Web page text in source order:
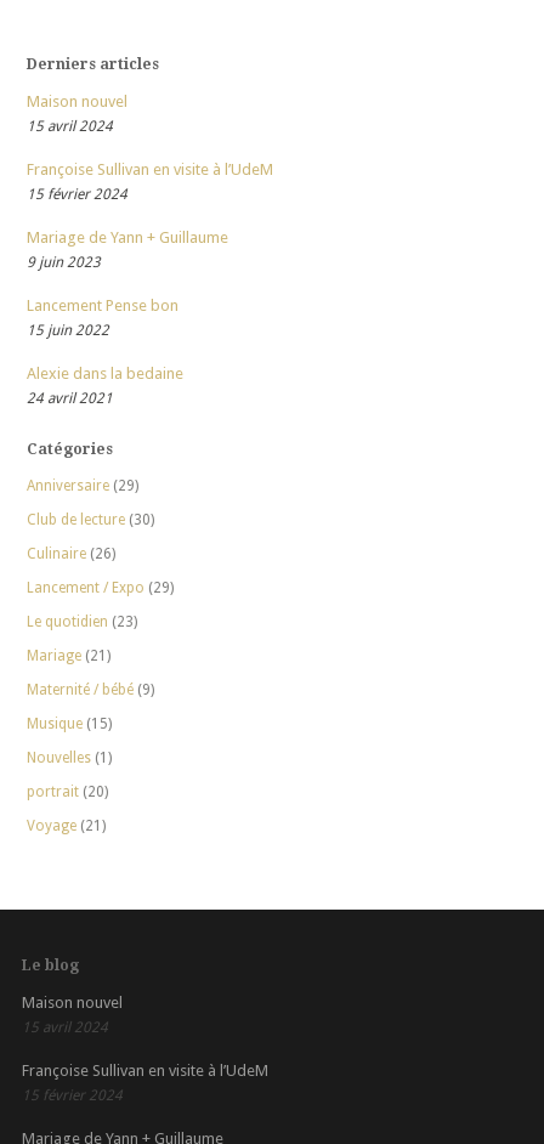
Derniers articles
Maison nouvel
15 avril 2024
Françoise Sullivan en visite à l’UdeM
15 février 2024
Mariage de Yann + Guillaume
9 juin 2023
Lancement Pense bon
15 juin 2022
Alexie dans la bedaine
24 avril 2021
Catégories
Anniversaire(29)
Club de lecture(30)
Culinaire(26)
Lancement / Expo (29)
Le quotidien (23)
Mariage(21)
Maternité / bébé(9)
Musique(15)
Nouvelles(1)
portrait(20)
Voyage(21)
Le blog
Maison nouvel
15 avril 2024
Françoise Sullivan en visite à l’UdeM
15 février 2024
Mariage de Yann + Guillaume